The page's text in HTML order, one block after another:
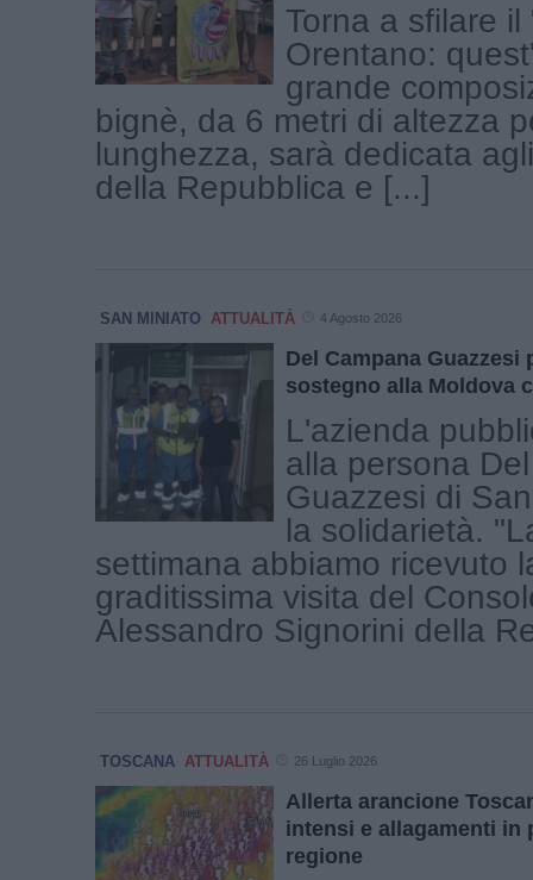
Torna a sfilare
Orentano:
grande
bignè, da 6 metri di altezza
lunghezza, sarà dedicata
della Repubblica e [...]
SAN MINIATO ATTUALITÀ 4 Agosto 2026
Del Campana
sostegno alla Moldova
L'azienda
alla persona
Guazzesi di
la solidarietà.
settimana abbiamo ricevuto
graditissima visita del
Alessandro Signorini della
TOSCANA ATTUALITÀ 26 Luglio 2026
Allerta arancione
intensi e allagamenti in
regione